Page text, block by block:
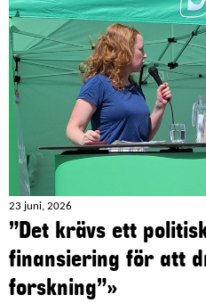
23 juni, 2026
”Det krävs ett
finansiering för att
forskning”»